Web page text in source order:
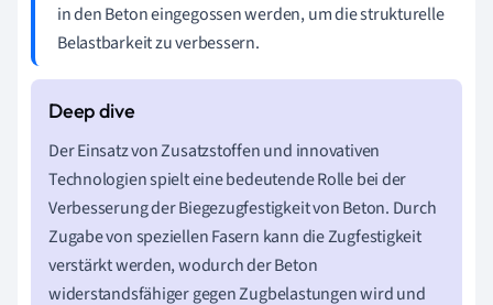
in den Beton eingegossen werden, um die strukturelle
Belastbarkeit zu verbessern.
Der Einsatz von Zusatzstoffen und innovativen
Technologien spielt eine bedeutende Rolle bei der
Verbesserung der Biegezugfestigkeit von Beton. Durch
Zugabe von speziellen Fasern kann die Zugfestigkeit
verstärkt werden, wodurch der Beton
widerstandsfähiger gegen Zugbelastungen wird und